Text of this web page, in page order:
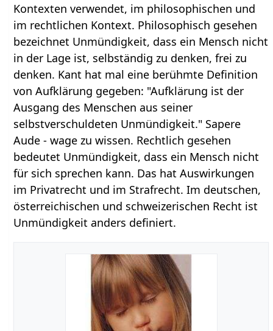
Kontexten verwendet, im philosophischen und
im rechtlichen Kontext. Philosophisch gesehen
bezeichnet Unmündigkeit, dass ein Mensch nicht
in der Lage ist, selbständig zu denken, frei zu
denken. Kant hat mal eine berühmte Definition
von Aufklärung gegeben: "Aufklärung ist der
Ausgang des Menschen aus seiner
selbstverschuldeten Unmündigkeit." Sapere
Aude - wage zu wissen. Rechtlich gesehen
bedeutet Unmündigkeit, dass ein Mensch nicht
für sich sprechen kann. Das hat Auswirkungen
im Privatrecht und im Strafrecht. Im deutschen,
österreichischen und schweizerischen Recht ist
Unmündigkeit anders definiert.